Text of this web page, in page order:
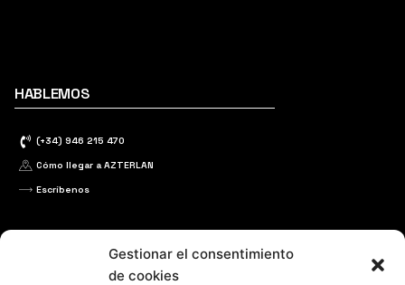
Gestionar el consentimiento
de cookies
HABLEMOS
(+34) 946 215 470
Cómo llegar a AZTERLAN
Escríbenos